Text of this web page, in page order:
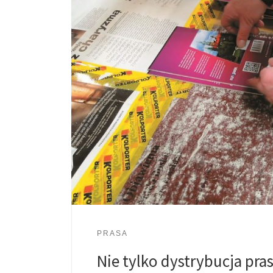
PRASA
Nie tylko dystrybucja